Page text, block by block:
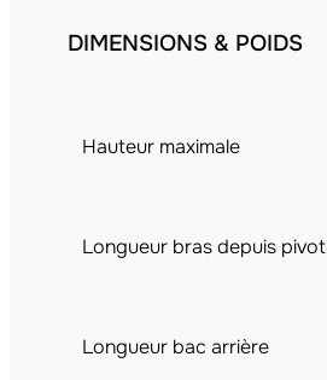
DIMENSIONS & POIDS
Hauteur maximale
Longueur bras depuis pivot
Longueur bac arrière